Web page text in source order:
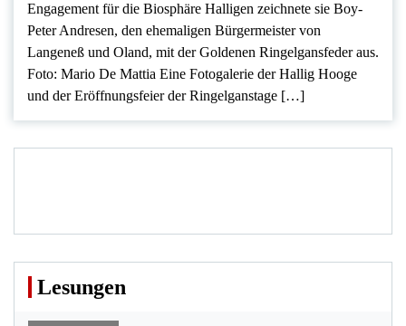
Engagement für die Biosphäre Halligen zeichnete sie Boy-
Peter Andresen, den ehemaligen Bürgermeister von
Langeneß und Oland, mit der Goldenen Ringelgansfeder aus.
Foto: Mario De Mattia Eine Fotogalerie der Hallig Hooge
und der Eröffnungsfeier der Ringelganstage […]
Lesungen